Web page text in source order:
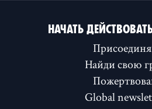
НАЧАТЬ
Найди свою
Global